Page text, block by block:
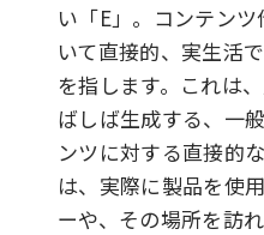
い「E」。コンテン
いて直接的、実生活
を指します。これは
ばしば生成する、一
ンツに対する直接的
は、実際に製品を使
ーや、その場所を訪